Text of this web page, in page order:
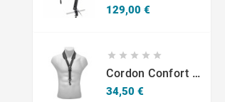
129,00 €
    
Cordon Confort Sax -S10SH Mousqueton - Adultes
34,50 €